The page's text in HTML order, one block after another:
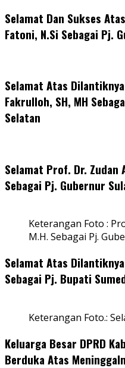
Selamat Dan Sukses
Fatoni, N.Si Sebagai Pj.
Selamat Atas
Fakrulloh, SH, MH
Selatan
Selamat Prof. Dr. Zudan
Sebagai Pj. Gubernur
Keterangan Foto :
M.H. Sebagai Pj.
Selamat Atas
Sebagai Pj. Bupati
Keterangan Foto.:
Keluarga Besar DPRD
Berduka Atas